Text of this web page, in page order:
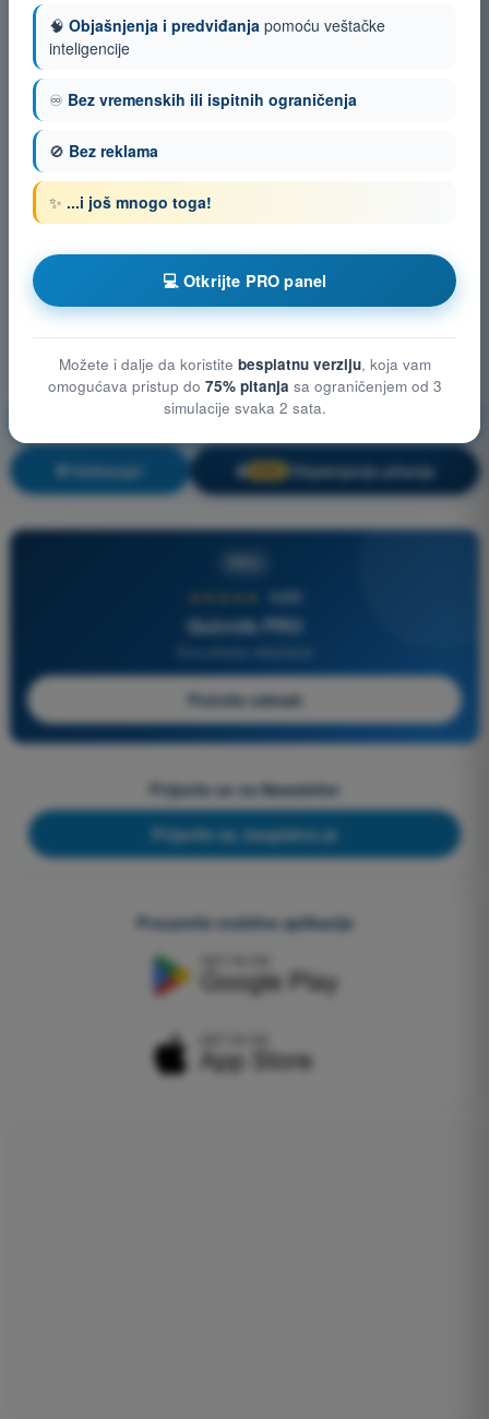
Opšte poznavanje bespilotnih vazduhoplova (UAS)
Vežbanje! 🔒 Objašnjenje pitanja
4,6/5
Quizvds PRO
Počnite odmah
Prijavite se na Newsletter
Prijavite se, besplatno je
Preuzmite mobilne aplikacije
🧠 Objašnjenja i predviđanja pomoću veštačke
inteligencije
♾️ Bez vremenskih ili ispitnih ograničenja
🚫 Bez reklama
✨ ...i još mnogo toga!
💻 Otkrijte PRO panel
Možete i dalje da koristite besplatnu verziju, koja vam
omogućava pristup do 75% pitanja sa ograničenjem od 3
simulacije svaka 2 sata.